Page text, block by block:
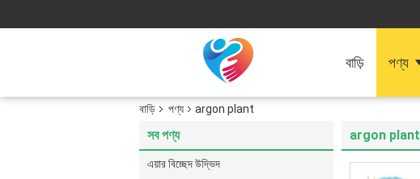
বাড়ি পণ্য
বাড়ি পণ্য argon plant
সব পণ্য
এয়ার বিচ্ছেদ উদ্ভিদ
argon plant